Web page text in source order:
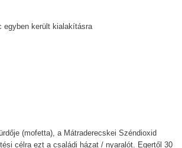
egyben került kialakításra
(mofetta), a Mátraderecskei Széndioxid
célra ezt a családi házat / nyaralót. Egertől 30